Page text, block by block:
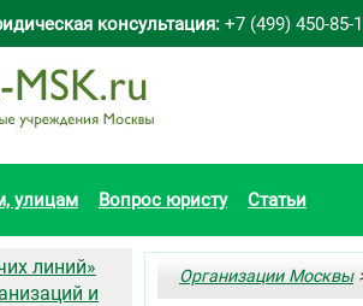
консультация: +7 (499) 450-85-
улицам Вопрос юристу Статьи
Организации Москвы
линий»
и